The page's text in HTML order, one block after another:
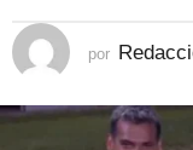
s
e
por